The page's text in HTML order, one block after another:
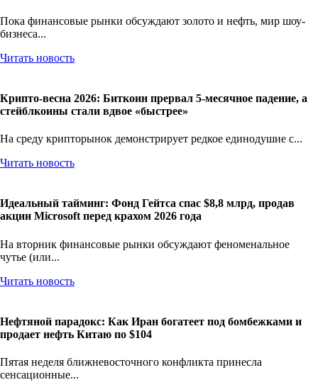
Пока финансовые рынки обсуждают золото и нефть, мир шоу-
бизнеса...
Читать новость
Крипто-весна 2026: Биткоин прервал 5-месячное падение, а
стейблкоины стали вдвое «быстрее»
На среду крипторынок демонстрирует редкое единодушие с...
Читать новость
Идеальный тайминг: Фонд Гейтса спас $8,8 млрд, продав
акции Microsoft перед крахом 2026 года
На вторник финансовые рынки обсуждают феноменальное
чутье (или...
Читать новость
Нефтяной парадокс: Как Иран богатеет под бомбежками и
продает нефть Китаю по $104
Пятая неделя ближневосточного конфликта принесла
сенсационные...